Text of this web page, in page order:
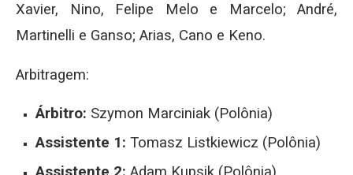
Xavier, Nino, Felipe Melo e Marcelo; André,
Martinelli e Ganso; Arias, Cano e Keno.
Arbitragem:
Árbitro: Szymon Marciniak (Polônia)
Assistente 1: Tomasz Listkiewicz (Polônia)